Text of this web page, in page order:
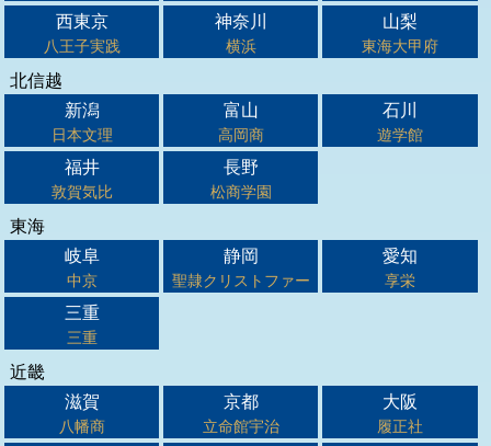
西東京
八王子実践
神奈川
横浜
山梨
東海大甲府
北信越
新潟
日本文理
富山
高岡商
石川
遊学館
福井
敦賀気比
長野
松商学園
東海
岐阜
中京
静岡
聖隷クリストファー
愛知
享栄
三重
三重
近畿
滋賀
八幡商
京都
立命館宇治
大阪
履正社